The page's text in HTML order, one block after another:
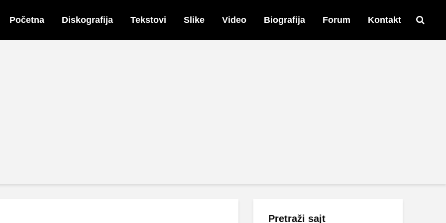
Početna Diskografija Tekstovi Slike Video Biografija Forum Kontakt
Pretraži sajt